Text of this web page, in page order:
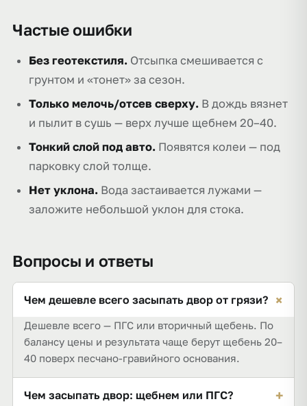
Частые ошибки
Без геотекстиля. Отсыпка смешивается с
грунтом и «тонет» за сезон.
Только мелочь/отсев сверху. В дождь вязнет
и пылит в сушь — верх лучше щебнем 20–40.
Тонкий слой под авто. Появятся колеи — под
парковку слой толще.
Нет уклона. Вода застаивается лужами —
заложите небольшой уклон для стока.
Вопросы и ответы
Чем дешевле всего засыпать двор от грязи? +
Дешевле всего — ПГС или вторичный щебень. По
балансу цены и результата чаще берут щебень 20–
40 поверх песчано-гравийного основания.
Чем засыпать двор: щебнем или ПГС? +